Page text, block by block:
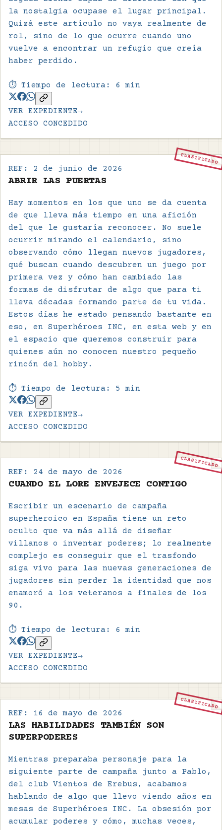
la nostalgia ocupase el lugar principal.
Quizá este artículo no vaya realmente de
rol, sino de lo que ocurre cuando uno
vuelve a encontrar un refugio que creía
haber perdido.
⏱️ Tiempo de lectura: 6 min
VER EXPEDIENTE→
ACCESO CONCEDIDO
REF: 2 de junio de 2026
CLASIFICADO
ABRIR LAS PUERTAS
Hay momentos en los que uno se da cuenta
de que lleva más tiempo en una afición
del que le gustaría reconocer. No suele
ocurrir mirando el calendario, sino
observando cómo llegan nuevos jugadores,
qué buscan cuando descubren un juego por
primera vez y cómo han cambiado las
formas de disfrutar de algo que para ti
lleva décadas formando parte de tu vida.
Estos días he estado pensando bastante en
eso, en Superhéroes INC, en esta web y en
el espacio que queremos construir para
quienes aún no conocen nuestro pequeño
rincón del hobby.
⏱️ Tiempo de lectura: 5 min
VER EXPEDIENTE→
ACCESO CONCEDIDO
REF: 24 de mayo de 2026
CLASIFICADO
CUANDO EL LORE ENVEJECE CONTIGO
Escribir un escenario de campaña
superheroico en España tiene un reto
oculto que va más allá de diseñar
villanos o inventar poderes; lo realmente
complejo es conseguir que el trasfondo
siga vivo para las nuevas generaciones de
jugadores sin perder la identidad que nos
enamoró a los veteranos a finales de los
90.
⏱️ Tiempo de lectura: 6 min
VER EXPEDIENTE→
ACCESO CONCEDIDO
REF: 16 de mayo de 2026
CLASIFICADO
LAS HABILIDADES TAMBIÉN SON
SUPERPODERES
Mientras preparaba personaje para la
siguiente parte de campaña junto a Pablo,
del club Vientos de Erebus, acabamos
hablando de algo que llevo viendo años en
mesas de Superhéroes INC. La obsesión por
acumular poderes y cómo, muchas veces,